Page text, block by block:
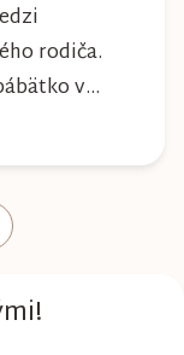
rodiča.
v
poskytovať
Plienky
na